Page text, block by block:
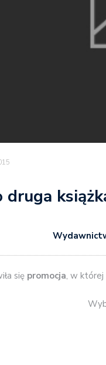
druga
się promocja, w której